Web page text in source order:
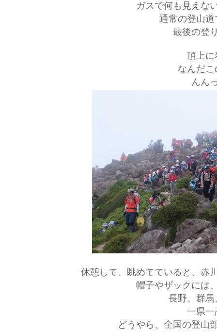
ガスで何も見えな
通常の登山
最後の登
頂上に
なんだ
んん
休憩して、眺めてていると、赤
帽子やザックには
長野、群
一県
どうやら、全国の登山